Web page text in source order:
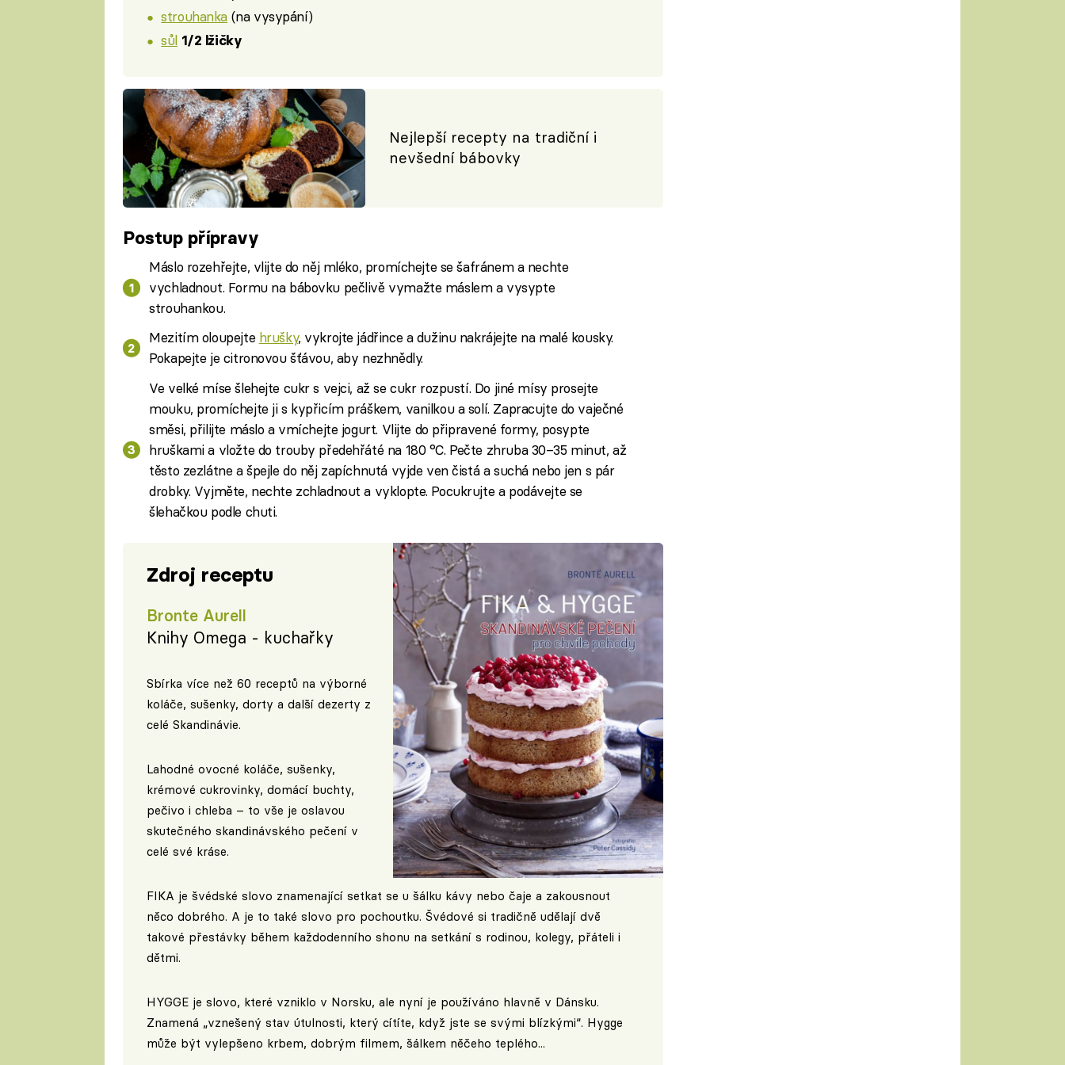
strouhanka (na vysypání)
sůl 1/2 lžičky
Nejlepší recepty na tradiční i
nevšední bábovky
Postup přípravy
Máslo rozehřejte, vlijte do něj mléko, promíchejte se šafránem a nechte
vychladnout. Formu na bábovku pečlivě vymažte máslem a vysypte
strouhankou.
Mezitím oloupejte hrušky, vykrojte jádřince a dužinu nakrájejte na malé kousky.
Pokapejte je citronovou šťávou, aby nezhnědly.
Ve velké míse šlehejte cukr s vejci, až se cukr rozpustí. Do jiné mísy prosejte
mouku, promíchejte ji s kypřicím práškem, vanilkou a solí. Zapracujte do vaječné
směsi, přilijte máslo a vmíchejte jogurt. Vlijte do připravené formy, posypte
hruškami a vložte do trouby předehřáté na 180 °C. Pečte zhruba 30–35 minut, až
těsto zezlátne a špejle do něj zapíchnutá vyjde ven čistá a suchá nebo jen s pár
drobky. Vyjměte, nechte zchladnout a vyklopte. Pocukrujte a podávejte se
šlehačkou podle chuti.
Zdroj receptu
Bronte Aurell
Knihy Omega - kuchařky
Sbírka více než 60 receptů na výborné
koláče, sušenky, dorty a další dezerty z
celé Skandinávie.
Lahodné ovocné koláče, sušenky,
krémové cukrovinky, domácí buchty,
pečivo i chleba – to vše je oslavou
skutečného skandinávského pečení v
celé své kráse.
FIKA je švédské slovo znamenající setkat se u šálku kávy nebo čaje a zakousnout
něco dobrého. A je to také slovo pro pochoutku. Švédové si tradičně udělají dvě
takové přestávky během každodenního shonu na setkání s rodinou, kolegy, přáteli i
dětmi.
HYGGE je slovo, které vzniklo v Norsku, ale nyní je používáno hlavně v Dánsku.
Znamená „vznešený stav útulnosti, který cítíte, když jste se svými blízkými“. Hygge
může být vylepšeno krbem, dobrým filmem, šálkem něčeho teplého...